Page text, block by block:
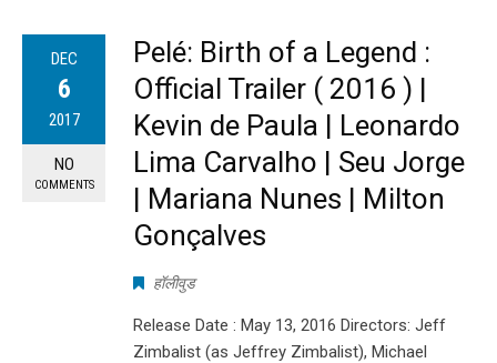
DEC
6
2017
NO
COMMENTS
Pelé: Birth of a Legend :
Official Trailer ( 2016 ) |
Kevin de Paula | Leonardo
Lima Carvalho | Seu Jorge
| Mariana Nunes | Milton
Gonçalves
हॉलीवुड
Release Date : May 13, 2016 Directors: Jeff
Zimbalist (as Jeffrey Zimbalist), Michael